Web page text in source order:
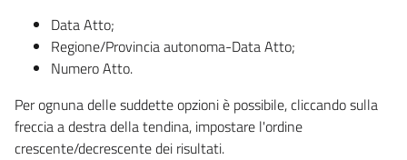
Data Atto;
Regione/Provincia autonoma-Data Atto;
Numero Atto.
Per ognuna delle suddette opzioni è possibile, cliccando sulla
freccia a destra della tendina, impostare l'ordine
crescente/decrescente dei risultati.